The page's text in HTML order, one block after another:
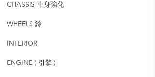
CHASSIS 車身強化
WHEELS 鈴
INTERIOR
ENGINE ( 引擎 )